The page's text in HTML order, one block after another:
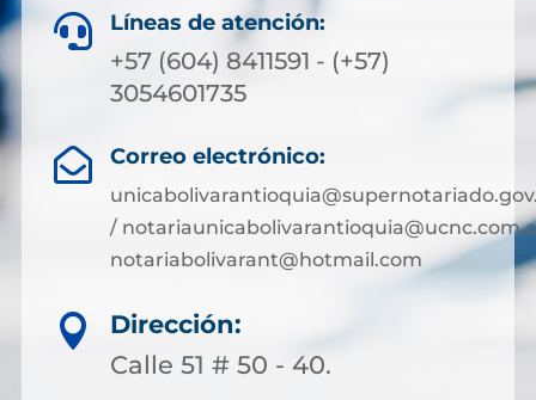
 Líneas de atención:
+57 (604) 8411591 - (+57)
3054601735
 Correo electrónico:
/
notariabolivarant@hotmail.com

Dirección:
Calle 51 # 50 - 40.